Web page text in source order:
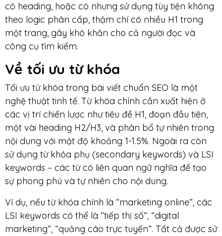
có heading, hoặc có nhưng sử dụng tùy tiện không
theo logic phân cấp, thậm chí có nhiều H1 trong
một trang, gây khó khăn cho cả người đọc và
công cụ tìm kiếm.
Về tối ưu từ khóa
Tối ưu từ khóa trong bài viết chuẩn SEO là một
nghệ thuật tinh tế. Từ khóa chính cần xuất hiện ở
các vị trí chiến lược như tiêu đề H1, đoạn đầu tiên,
một vài heading H2/H3, và phân bổ tự nhiên trong
nội dung với mật độ khoảng 1-1.5%. Ngoài ra còn
sử dụng từ khóa phụ (secondary keywords) và LSI
keywords – các từ có liên quan ngữ nghĩa để tạo
sự phong phú và tự nhiên cho nội dung.
Ví dụ, nếu từ khóa chính là “marketing online”, các
LSI keywords có thể là “tiếp thị số”, “digital
marketing”, “quảng cáo trực tuyến”. Tất cả được sử